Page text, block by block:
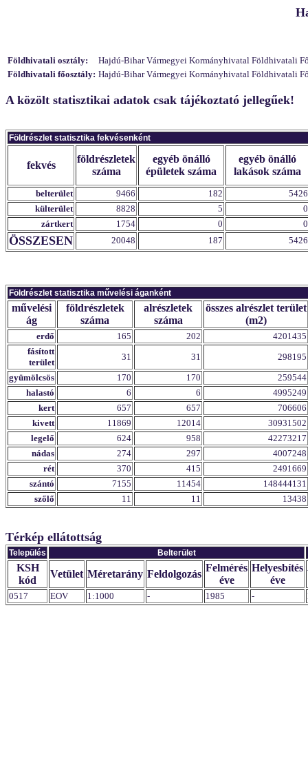
Földhivatali osztály:
Hajdú-Bihar Vármegyei Kormányhivatal Földhivatali
Földhivatali főosztály: Hajdú-Bihar Vármegyei Kormányhivatal Földhivatali
A közölt statisztikai adatok csak tájékoztató jellegűek!
Földrészlet statisztika fekvésenként
fekvés
földrészletek
száma
egyéb önálló
épületek száma
egyéb önálló
lakások száma
belterület 9466 182
5426
külterület
8828 5
0
zártkert
1754 0 0
ÖSSZESEN 20048 187 5426
Földrészlet statisztika művelési áganként
művelési
ág
földrészletek
száma
alrészletek
száma
összes alrészlet terület
(m2)
erdő 165 202
4201435
fásított
terület
31 31
298195
gyümölcsös
170 170
259544
halastó
6 6
4995249
kert
657 657
706606
kivett
11869 12014
30931502
legelő
624 958
42273217
nádas
274 297
4007248
rét
370 415
2491669
szántó
7155 11454
148444131
szőlő
11 11 13438
Térkép ellátottság
Település Belterület
KSH
kód
Vetület Méretarány Feldolgozás
Felmérés
éve
Helyesbítés
éve
0517 EOV 1:1000 - 1985 -